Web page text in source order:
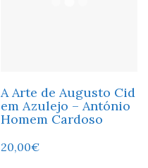
A Arte de Augusto Cid
em Azulejo – António
Homem Cardoso
20,00€